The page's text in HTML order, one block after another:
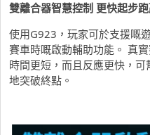
雙離合器智慧控制 更快起步
使用G923，玩家可於支援嘅
賽車時嘅啟動輔助功能。 真
時間更短，而且反應更快，
地突破終點。